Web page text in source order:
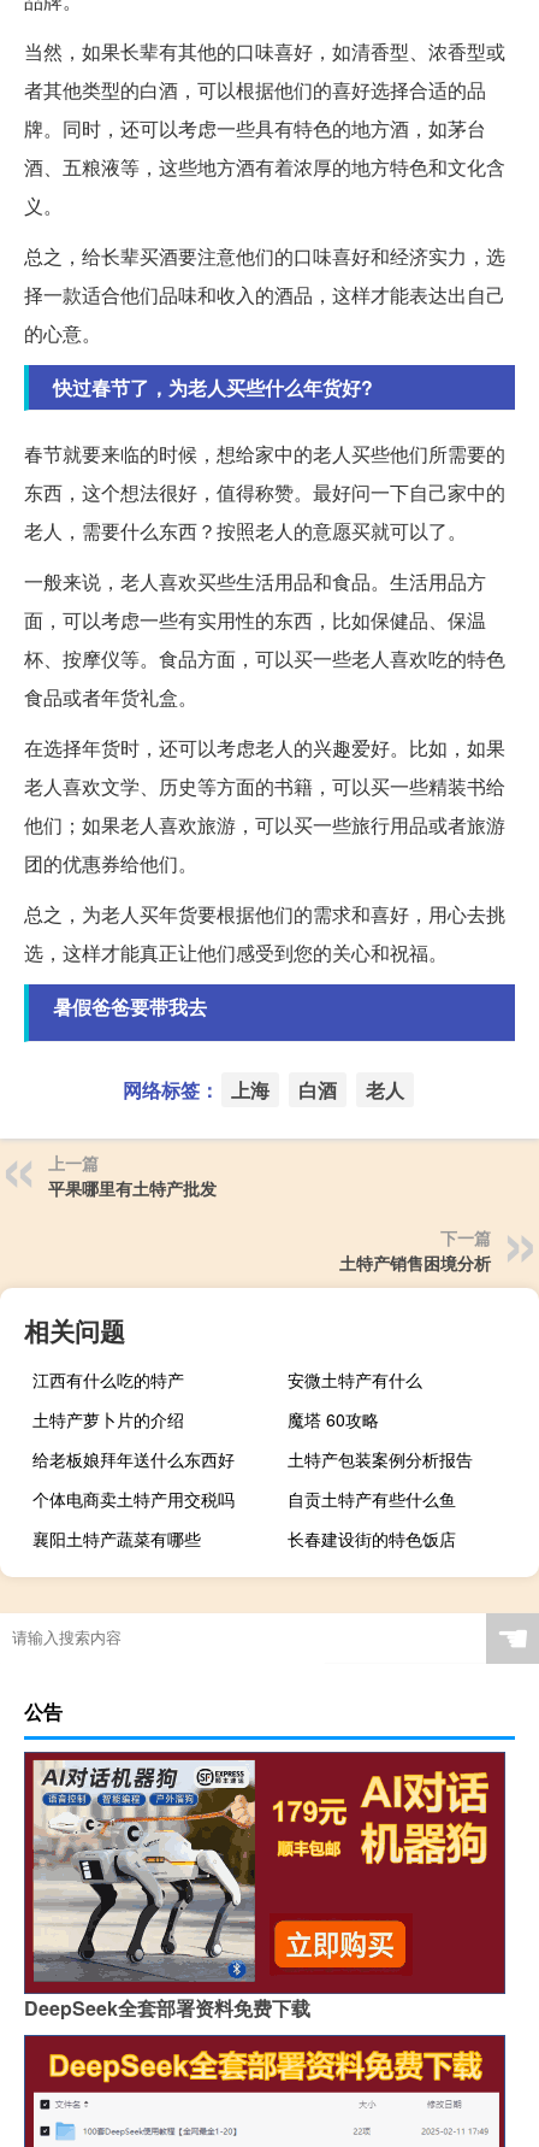
当然，如果长辈有其他的口味喜好，如清香型、浓香型或
者其他类型的白酒，可以根据他们的喜好选择合适的品
牌。同时，还可以考虑一些具有特色的地方酒，如茅台
酒、五粮液等，这些地方酒有着浓厚的地方特色和文化含
义。
总之，给长辈买酒要注意他们的口味喜好和经济实力，选
择一款适合他们品味和收入的酒品，这样才能表达出自己
的心意。
快过春节了，为老人买些什么年货好?
春节就要来临的时候，想给家中的老人买些他们所需要的
东西，这个想法很好，值得称赞。最好问一下自己家中的
老人，需要什么东西？按照老人的意愿买就可以了。
一般来说，老人喜欢买些生活用品和食品。生活用品方
面，可以考虑一些有实用性的东西，比如保健品、保温
杯、按摩仪等。食品方面，可以买一些老人喜欢吃的特色
食品或者年货礼盒。
在选择年货时，还可以考虑老人的兴趣爱好。比如，如果
老人喜欢文学、历史等方面的书籍，可以买一些精装书给
他们；如果老人喜欢旅游，可以买一些旅行用品或者旅游
团的优惠券给他们。
总之，为老人买年货要根据他们的需求和喜好，用心去挑
选，这样才能真正让他们感受到您的关心和祝福。
暑假爸爸要带我去
网络标签： 上海 白酒 老人
上一篇
平果哪里有土特产批发
下一篇
土特产销售困境分析
相关问题
江西有什么吃的特产
安微土特产有什么
土特产萝卜片的介绍
魔塔 60攻略
给老板娘拜年送什么东西好
土特产包装案例分析报告
个体电商卖土特产用交税吗
自贡土特产有些什么鱼
襄阳土特产蔬菜有哪些
长春建设街的特色饭店
☚
公告
DeepSeek全套部署资料免费下载